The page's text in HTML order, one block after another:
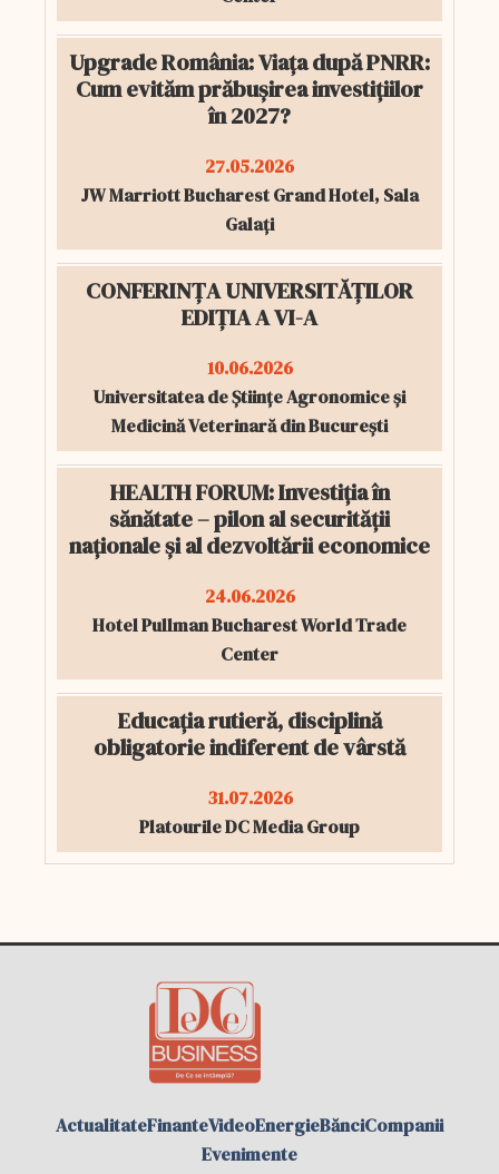
Upgrade România: Viața după PNRR:
Cum evităm prăbușirea investițiilor
în 2027?
27.05.2026
JW Marriott Bucharest Grand Hotel, Sala
Galați
CONFERINȚA UNIVERSITĂȚILOR
EDIȚIA A VI-A
10.06.2026
Universitatea de Științe Agronomice și
Medicină Veterinară din București
HEALTH FORUM: Investiția în
sănătate – pilon al securității
naționale și al dezvoltării economice
24.06.2026
Hotel Pullman Bucharest World Trade
Center
Educația rutieră, disciplină
obligatorie indiferent de vârstă
31.07.2026
Platourile DC Media Group
ActualitateFinanteVideoEnergieBănciCompanii
Evenimente